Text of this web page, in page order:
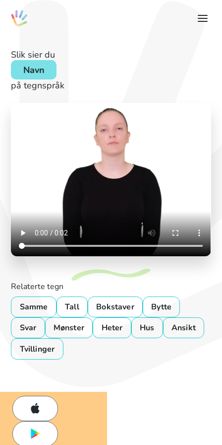
Slik sier du
Navn
på tegnspråk
Relaterte tegn
Samme
Tall Bokstaver
Bytte
Svar
Mønster Heter Hus
Ansikt
Tvillinger